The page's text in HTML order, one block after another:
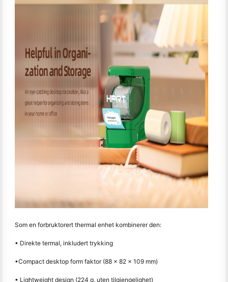
Som en forbruktorert thermal enhet kombinerer den:
• Direkte termal, inkludert trykking
•Compact desktop form faktor (88 × 82 × 109 mm)
• Lightweight design (224 g, uten tilgjengelighet)